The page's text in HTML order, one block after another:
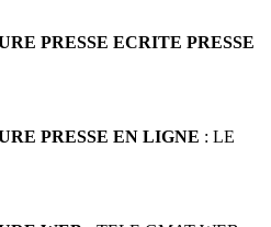
PRESSE ECRITE PRESSE
PRESSE EN LIGNE : LE